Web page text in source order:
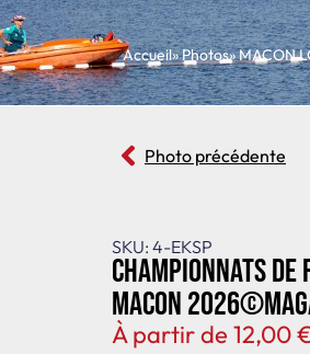
Accueil» Photos»MACON
Photo précédente
SKU: 4-EKSP
Championnats
Macon
À partir de 12,00